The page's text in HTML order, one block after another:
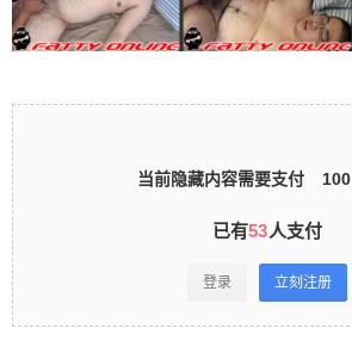
当前隐藏内容需要支付 100
已有53人支付
登录 立刻注册